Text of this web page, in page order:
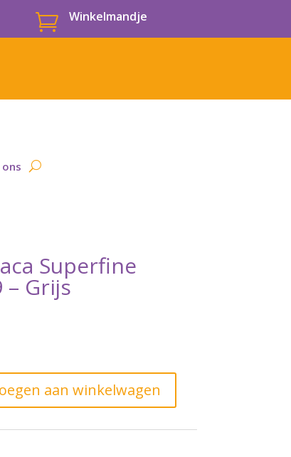
 Winkelmandje
Superfine
– Grijs
aan winkelwagen